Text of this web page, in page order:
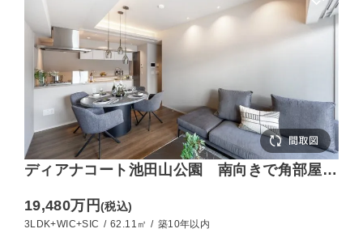
ディアナコート池田山公園 南向きで角部屋の
19,480万円(税込)
3LDK+WIC+SIC / 62.11㎡ / 築10年以内